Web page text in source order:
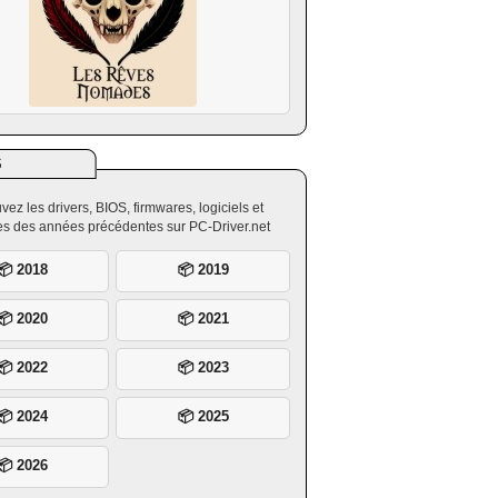
les drivers, BIOS, firmwares, logiciels et
des années précédentes sur PC-Driver.net
2018 📦 2019
2020 📦 2021
2022 📦 2023
2024 📦 2025
2026